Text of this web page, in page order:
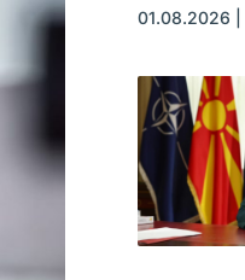
01.08.2026